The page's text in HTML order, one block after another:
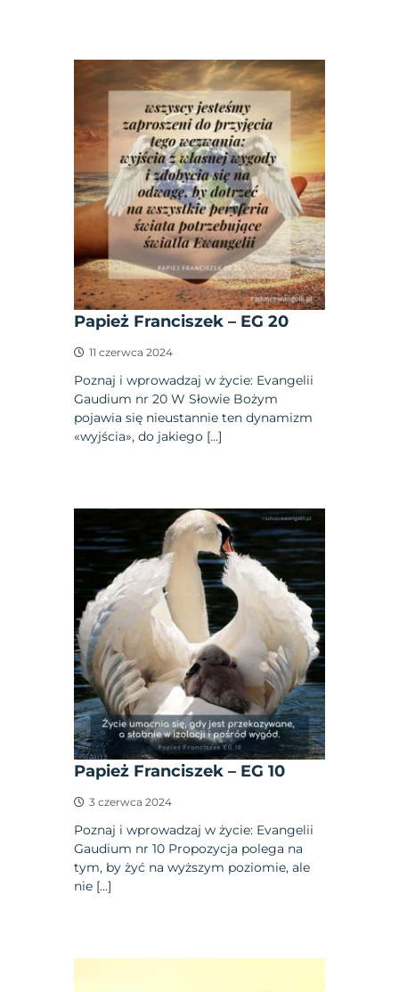
Papież Franciszek – EG 20
11 czerwca 2024
Poznaj i wprowadzaj w życie: Evangelii
Gaudium nr 20 W Słowie Bożym
pojawia się nieustannie ten dynamizm
«wyjścia», do jakiego […]
Papież Franciszek – EG 10
3 czerwca 2024
Poznaj i wprowadzaj w życie: Evangelii
Gaudium nr 10 Propozycja polega na
tym, by żyć na wyższym poziomie, ale
nie […]